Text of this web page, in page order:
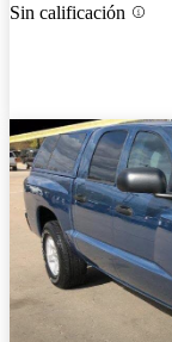
Sin calificación